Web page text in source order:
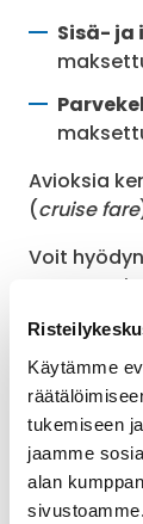
Käytämme
tukemiseen
jaamme
alan
Sisä-
Avioksia
(cruise fare
Voit
muassa
Finnair